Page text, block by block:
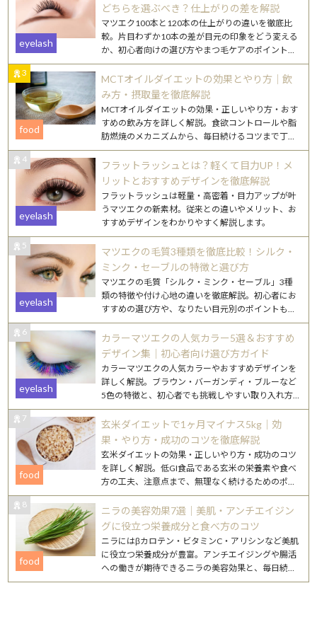
どちらを選ぶべき？仕上がりの差を解説
eyelash
マツエク100本と120本の仕上がりの違いを徹底比
較。片目わずか10本の差が目元の印象をどう変える
か、初心者向けの選び方やまつ毛ケアのポイントも
詳しく解説します。
3
MCTオイルダイエットの効果とやり方｜飲
み方・摂取量を徹底解説
food
MCTオイルダイエットの効果・正しいやり方・おす
すめの飲み方を詳しく解説。食欲コントロールや脂
肪燃焼のメカニズムから、毎日続けるコツまで丁寧
にご紹介します。
4
フラットラッシュとは？軽くて目力UP！メ
リットとおすすめデザインを徹底解説
eyelash
フラットラッシュは軽量・高密着・目力アップが叶
うマツエクの新素材。従来との違いやメリット、お
すすめデザインをわかりやすく解説します。
5
マツエクの毛質3種類を徹底比較！シルク・
ミンク・セーブルの特徴と選び方
eyelash
マツエクの毛質「シルク・ミンク・セーブル」3種
類の特徴や付け心地の違いを徹底解説。初心者にお
すすめの選び方や、なりたい目元別のポイントもご
紹介します。
6
カラーマツエクの人気カラー5選＆おすすめ
デザイン集｜初心者向け選び方ガイド
eyelash
カラーマツエクの人気カラーやおすすめデザインを
詳しく解説。ブラウン・バーガンディ・ブルーなど
5色の特徴と、初心者でも挑戦しやすい取り入れ方
を紹介します。
7
玄米ダイエットで1ヶ月マイナス5kg｜効
果・やり方・成功のコツを徹底解説
food
玄米ダイエットの効果・正しいやり方・成功のコツ
を詳しく解説。低GI食品である玄米の栄養素や食べ
方の工夫、注意点まで、無理なく続けるためのポイ
ントをまとめました。
8
ニラの美容効果7選｜美肌・アンチエイジン
グに役立つ栄養成分と食べ方のコツ
food
ニラにはβカロテン・ビタミンC・アリシンなど美肌
に役立つ栄養成分が豊富。アンチエイジングや腸活
への働きが期待できるニラの美容効果と、毎日続け
やすいレシピを詳しく紹介します。